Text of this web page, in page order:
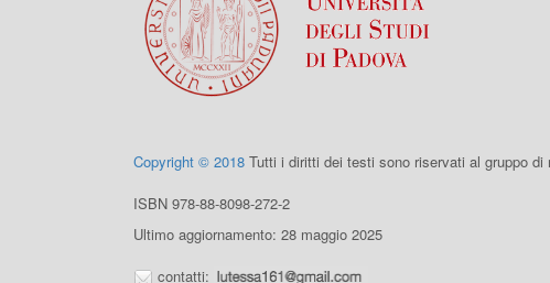
Copyright © 2018 Tutti i diritti dei testi sono riservati al gruppo di
ISBN 978-88-8098-272-2
Ultimo aggiornamento: 28 maggio 2025
contatti: